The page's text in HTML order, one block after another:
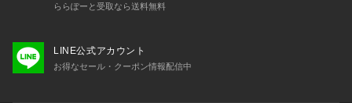
ららぽーと受取なら送料無料
LINE公式アカウント
お得なセール・クーポン情報配信中